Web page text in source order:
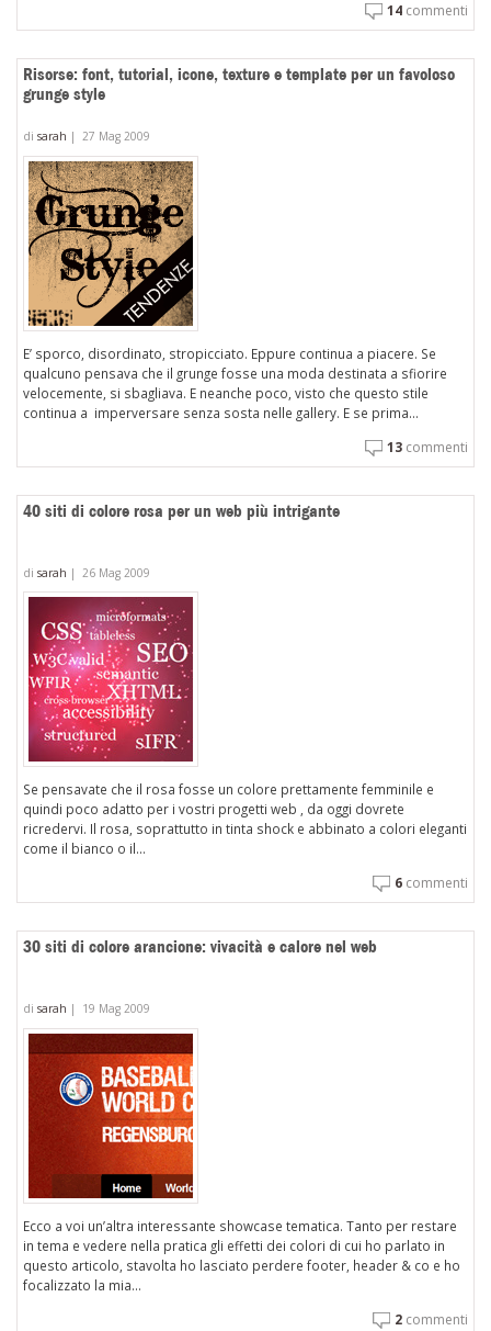
14 commenti
Risorse: font, tutorial, icone, texture e template per un favoloso
grunge style
di sarah | 27 Mag 2009
E’ sporco, disordinato, stropicciato. Eppure continua a piacere. Se
qualcuno pensava che il grunge fosse una moda destinata a sfiorire
velocemente, si sbagliava. E neanche poco, visto che questo stile
continua a imperversare senza sosta nelle gallery. E se prima...
13 commenti
40 siti di colore rosa per un web più intrigante
di sarah | 26 Mag 2009
Se pensavate che il rosa fosse un colore prettamente femminile e
quindi poco adatto per i vostri progetti web , da oggi dovrete
ricredervi. Il rosa, soprattutto in tinta shock e abbinato a colori eleganti
come il bianco o il...
6 commenti
30 siti di colore arancione: vivacità e calore nel web
di sarah | 19 Mag 2009
Ecco a voi un’altra interessante showcase tematica. Tanto per restare
in tema e vedere nella pratica gli effetti dei colori di cui ho parlato in
questo articolo, stavolta ho lasciato perdere footer, header & co e ho
focalizzato la mia...
2 commenti